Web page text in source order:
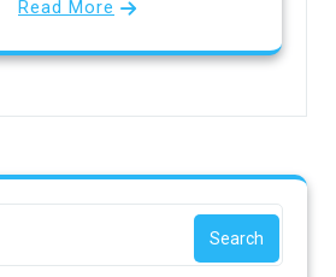
Read More
Search